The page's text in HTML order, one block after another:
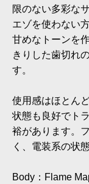
限のない多彩な
エゾを使わない
甘めなトーンを
きりした歯切れ
す。
使用感はほとん
状態も良好でト
裕があります。
く、電装系の状
Body：Flame